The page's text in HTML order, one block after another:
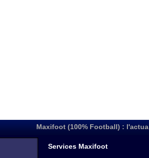
Maxifoot (100% Football) :
Services Maxifoot